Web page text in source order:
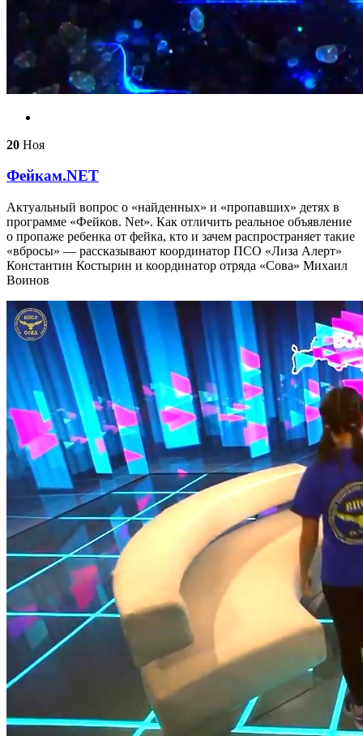
20 Ноя
Фейкам.NET
Актуальный вопрос о «найденных» и «пропавших» детях в
программе «Фейков. Net». Как отличить реальное объявление
о пропаже ребенка от фейка, кто и зачем распространяет такие
«вбросы» — рассказывают координатор ПСО «Лиза Алерт»
Константин Костырин и координатор отряда «Сова» Михаил
Воинов